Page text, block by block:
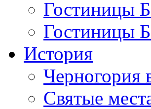
Гостиницы
Гостиницы
История
Черногория
Святые